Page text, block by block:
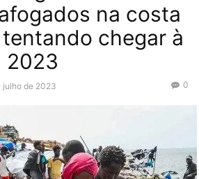
na costa
chegar à
2023
julho de 2023 0